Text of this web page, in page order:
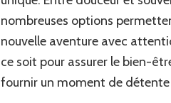
nombreuses options
nouvelle aventure avec
ce soit pour assurer le bien-
fournir un moment de détente